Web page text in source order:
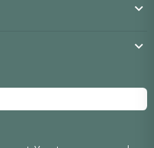

